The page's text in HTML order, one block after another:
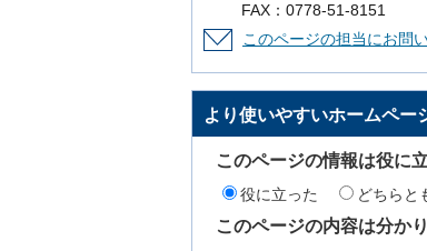
FAX：0778-51-8151
このページの担当にお問
より使いやすいホームペー
このページの情報は役に
役に立った どちらと
このページの内容は分か